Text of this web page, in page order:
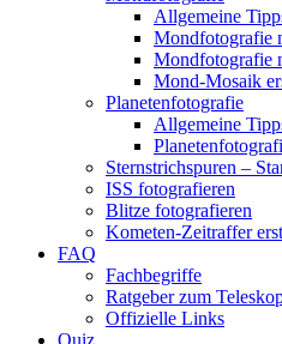
Allgemeine
Mondfotografie
Mondfotografie
Mond-Mosaik
Planetenfotografie
Allgemeine
Sternstrichspuren –
ISS fotografieren
Blitze fotografieren
Kometen-Zeitraffer
FAQ
Fachbegriffe
Ratgeber zum
Offizielle Links
Quiz